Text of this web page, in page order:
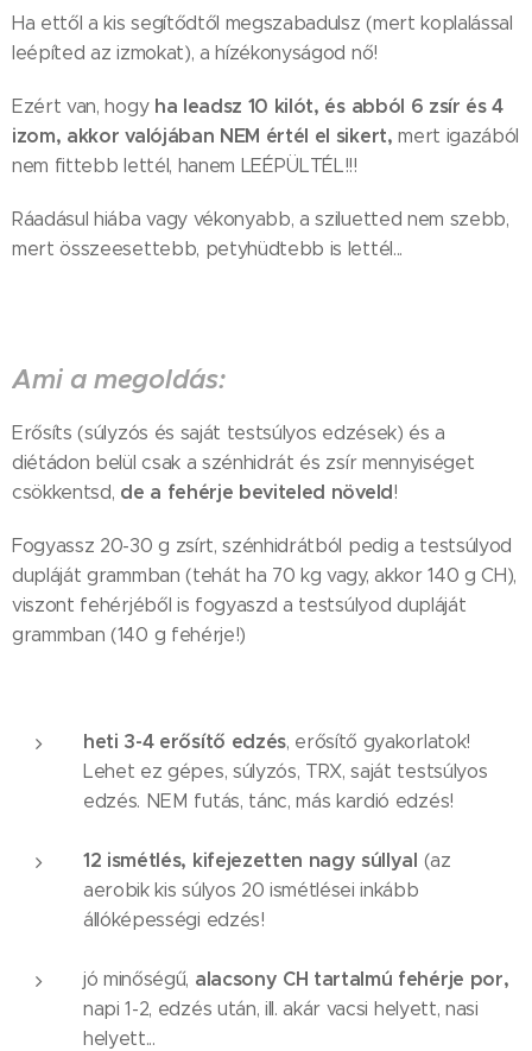
Ha ettől a kis segítődtől megszabadulsz (mert koplalással
leépíted az izmokat), a hízékonyságod nő!
Ezért van, hogy ha leadsz 10 kilót, és abból 6 zsír és 4
izom, akkor valójában NEM értél el sikert, mert igazából
nem fittebb lettél, hanem LEÉPÜLTÉL!!!
Ráadásul hiába vagy vékonyabb, a sziluetted nem szebb,
mert összeesettebb, petyhüdtebb is lettél...
Ami a megoldás:
Erősíts (súlyzós és saját testsúlyos edzések) és a
diétádon belül csak a szénhidrát és zsír mennyiséget
csökkentsd, de a fehérje beviteled növeld!
Fogyassz 20-30 g zsírt, szénhidrátból pedig a testsúlyod
dupláját grammban (tehát ha 70 kg vagy, akkor 140 g CH),
viszont fehérjéből is fogyaszd a testsúlyod dupláját
grammban (140 g fehérje!)
heti 3-4 erősítő edzés, erősítő gyakorlatok!
Lehet ez gépes, súlyzós, TRX, saját testsúlyos
edzés. NEM futás, tánc, más kardió edzés!
12 ismétlés, kifejezetten nagy súllyal (az
aerobik kis súlyos 20 ismétlései inkább
állóképességi edzés!
jó minőségű, alacsony CH tartalmú fehérje por,
napi 1-2, edzés után, ill. akár vacsi helyett, nasi
helyett...